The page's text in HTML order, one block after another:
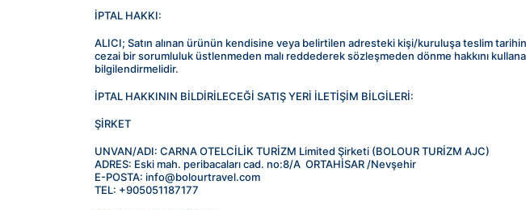
İPTAL HAKKI:
ALICI; Satın alınan ürünün kendisine veya belirtilen adresteki kişi/kuruluşa teslim
cezai bir sorumluluk üstlenmeden malı reddederek sözleşmeden dönme hakkını
bilgilendirmelidir.
İPTAL HAKKININ BİLDİRİLECEĞİ SATIŞ YERİ İLETİŞİM BİLGİLERİ:
ŞİRKET
UNVAN/ADI: CARNA OTELCİLİK TURİZM Limited Şirketi (BOLOUR TURİZM AJC)
ADRES: Eski mah. peribacaları cad. no:8/A  ORTAHİSAR /Nevşehir
E-POSTA: info@bolourtravel.com
TEL: +905051187177